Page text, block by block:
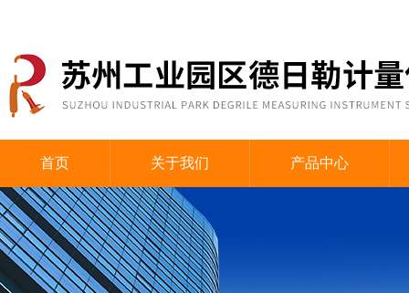
首页 关于我们 产品中心